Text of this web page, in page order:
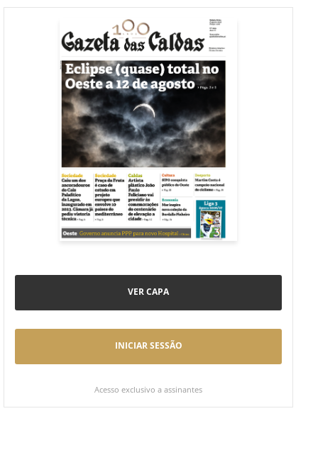
VER CAPA
INICIAR SESSÃO
Acesso exclusivo a assinantes